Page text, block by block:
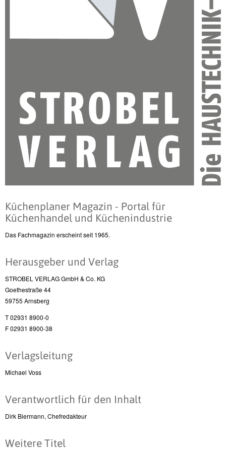
Küchenplaner Magazin - Portal für
Küchenhandel und Küchenindustrie
Das Fachmagazin erscheint seit 1965.
Herausgeber und Verlag
STROBEL VERLAG GmbH & Co. KG
Goethestraße 44
59755 Arnsberg
T 02931 8900-0
F 02931 8900-38
Verlagsleitung
Michael Voss
Verantwortlich für den Inhalt
Dirk Biermann, Chefredakteur
Weitere Titel